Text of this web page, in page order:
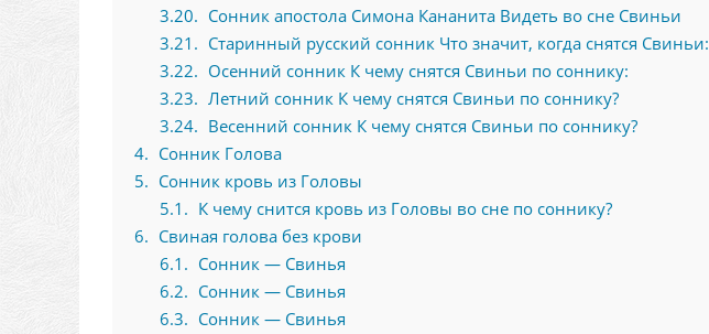
3.20
Сонник апостола Симона Кананита Видеть во сне Свиньи
3.21
Старинный русский сонник Что значит, когда снятся Свиньи:
3.22
Осенний сонник К чему снятся Свиньи по соннику:
3.23
Летний сонник К чему снятся Свиньи по соннику?
3.24
Весенний сонник К чему снятся Свиньи по соннику?
4
Сонник Голова
5
Сонник кровь из Головы
5.1
К чему снится кровь из Головы во сне по соннику?
6
Свиная голова без крови
6.1
Сонник — Свинья
6.2
Сонник — Свинья
6.3
Сонник — Свинья